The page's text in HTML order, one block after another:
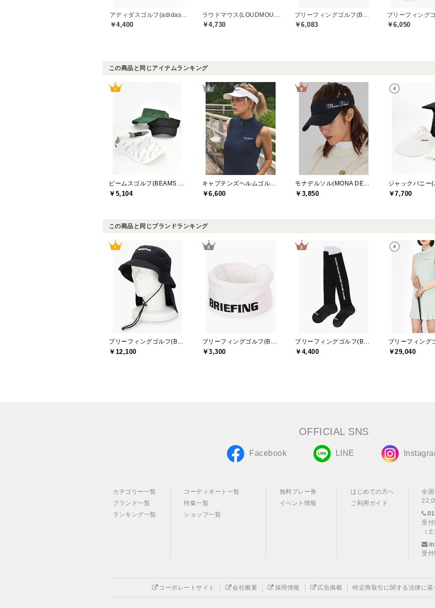
￥4,400 ￥4,730 ￥6,083 ￥6,050
この商品と同じアイテムランキング
￥5,104 ￥6,600 ￥3,850 ￥7,700
この商品と同じブランドランキング
￥12,100 ￥3,300 ￥4,400 ￥29,040
OFFICIAL SNS
Facebook LINE
カテゴリー一覧
ブランド一覧
ランキング一覧
コーディネート一覧
特集一覧
ショップ一覧
無料プレー券
イベント情報
はじめての方へ
ご利用ガイド
全
受
（
受
コーポレートサイト 会社概要 採用情報 広告掲載 特定商取引に関する法律に基